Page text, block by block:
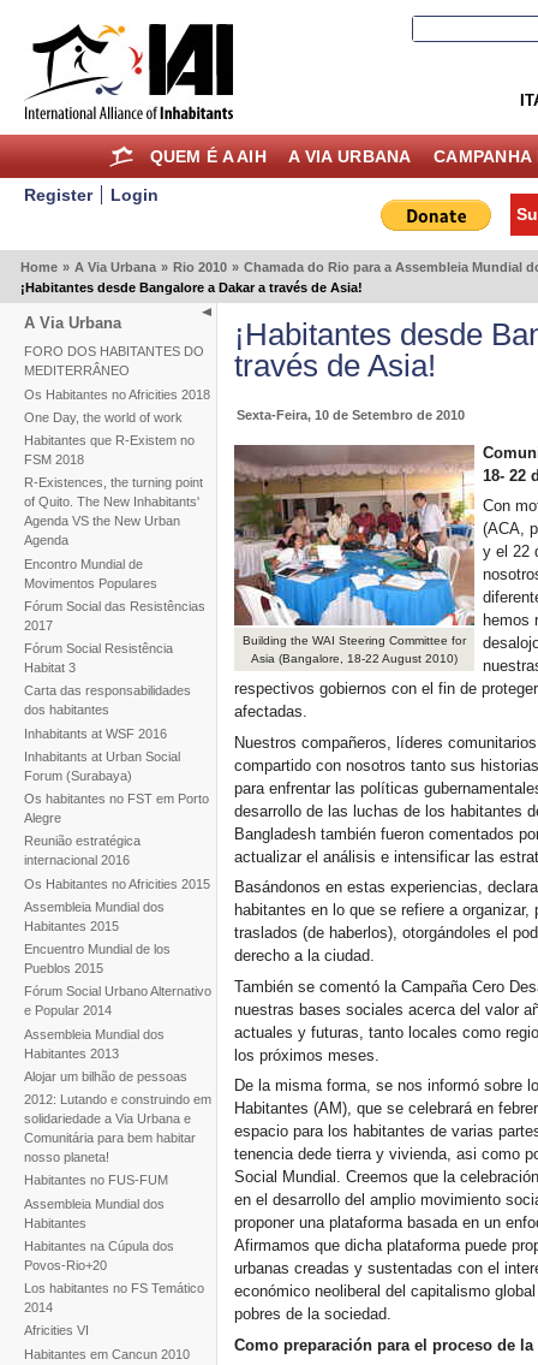
QUEM É A AIH A VIA URBANA CAMPANHA
Register
Login
Home » A Via Urbana » Rio 2010 » Chamada do Rio para a Assembleia Mundial
¡Habitantes desde Bangalore a Dakar a través de Asia!
A Via Urbana
FORO DOS HABITANTES DO
MEDITERRÂNEO
Os Habitantes no Africities 2018
One Day, the world of work
Habitantes que R-Existem no
FSM 2018
R-Existences, the turning point
of Quito. The New Inhabitants'
Agenda VS the New Urban
Agenda
Encontro Mundial de
Movimentos Populares
Fórum Social das Resistências
2017
Fórum Social Resistência
Habitat 3
Carta das responsabilidades
dos habitantes
Inhabitants at WSF 2016
Inhabitants at Urban Social
Forum (Surabaya)
Os habitantes no FST em Porto
Alegre
Reunião estratégica
internacional 2016
Os Habitantes no Africities 2015
Assembleia Mundial dos
Habitantes 2015
Encuentro Mundial de los
Pueblos 2015
Fórum Social Urbano Alternativo
e Popular 2014
Assembleia Mundial dos
Habitantes 2013
Alojar um bilhão de pessoas
2012: Lutando e construindo em
solidariedade a Via Urbana e
Comunitária para bem habitar
nosso planeta!
Habitantes no FUS-FUM
Assembleia Mundial dos
Habitantes
Habitantes na Cúpula dos
Povos-Rio+20
Los habitantes no FS Temático
2014
Africities VI
Habitantes em Cancun 2010
¡Habitantes desde
través de Asia!
Sexta-Feira, 10 de Setembro de 2010
Building the WAI Steering Committee for
Asia (Bangalore, 18-22 August 2010)
18- 22
Con
(ACA,
y el 22
hemos
respectivos gobiernos con el fin de
afectadas.
Nuestros compañeros, líderes
compartido con nosotros tanto sus
para enfrentar las políticas
desarrollo de las luchas de los habitantes
Bangladesh también fueron comentados
actualizar el análisis e intensificar las
Basándonos en estas experiencias,
habitantes en lo que se refiere a
traslados (de haberlos), otorgándoles el
derecho a la ciudad.
También se comentó la Campaña Cero
nuestras bases sociales acerca del valor
actuales y futuras, tanto locales como
los próximos meses.
De la misma forma, se nos informó sobre
Habitantes (AM), que se celebrará en
espacio para los habitantes de varias
tenencia dede tierra y vivienda, asi como
Social Mundial. Creemos que la
en el desarrollo del amplio movimiento
proponer una plataforma basada en un
Afirmamos que dicha plataforma puede
urbanas creadas y sustentadas con el
económico neoliberal del capitalismo
pobres de la sociedad.
Como preparación para el proceso de